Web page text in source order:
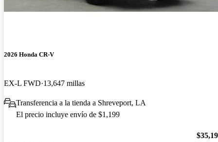
2026 Honda CR-V
EX-L FWD 13,647 millas
Transferencia a la tienda a Shreveport, LA
El precio incluye envío de $1,199